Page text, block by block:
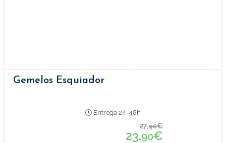
Gemelos Esquiador
Entrega 24-48h
27,90€
23,90€